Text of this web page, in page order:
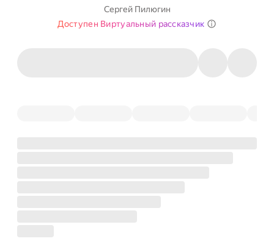
Сергей Пилюгин
Доступен Виртуальный рассказчик